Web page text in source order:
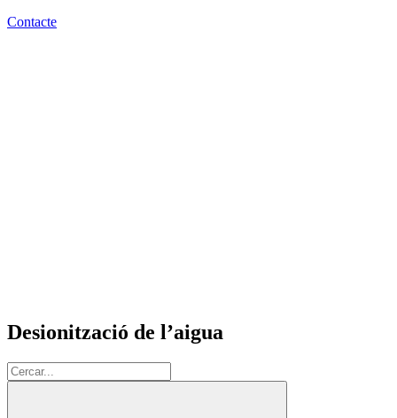
Contacte
Desionització de l’aigua
Cerca: